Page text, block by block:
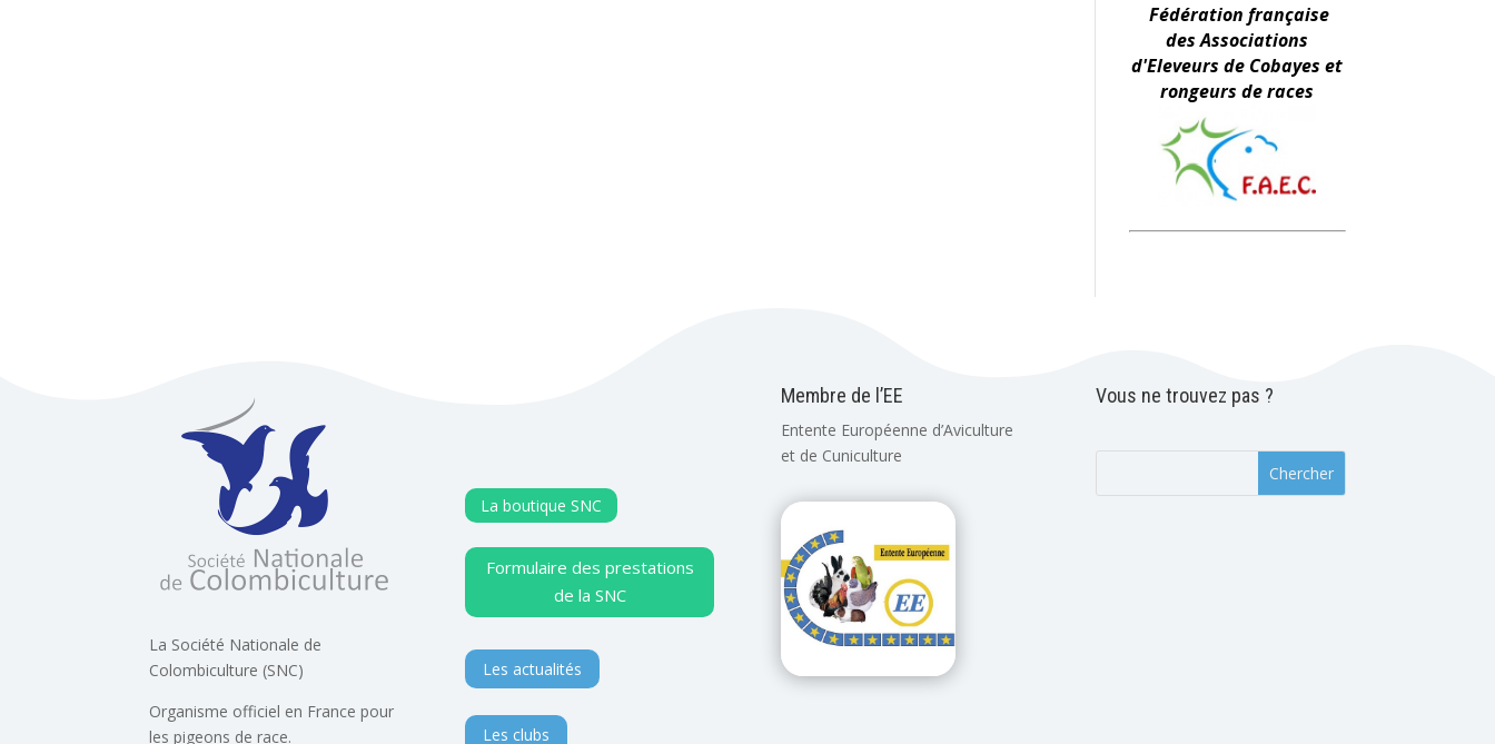
Fédération française
des Associations
d'Eleveurs de Cobayes et
rongeurs de races
La Société Nationale de
Colombiculture (SNC)
Organisme officiel en France pour
les pigeons de race.
La boutique SNC
Formulaire des prestations
de la SNC
Les actualités
Les clubs
Membre de l’EE
Entente Européenne d’Aviculture
et de Cuniculture
Vous ne trouvez pas ?